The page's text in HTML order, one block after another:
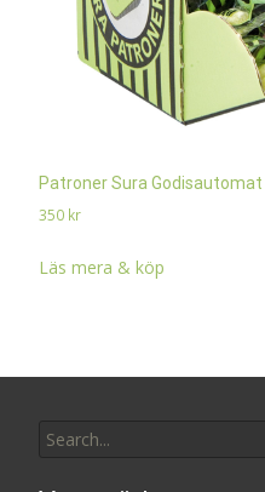
Patroner Sura
350 kr
Läs mera & köp
for: